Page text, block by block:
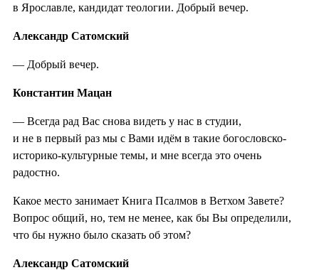
в Ярославле, кандидат теологии. Добрый вечер.
Александр Сатомский
— Добрый вечер.
Константин Мацан
— Всегда рад Вас снова видеть у нас в студии,
и не в первый раз мы с Вами идём в такие богословско-
историко-культурные темы, и мне всегда это очень
радостно.
Какое место занимает Книга Псалмов в Ветхом Завете?
Вопрос общий, но, тем не менее, как бы Вы определили,
что бы нужно было сказать об этом?
Александр Сатомский